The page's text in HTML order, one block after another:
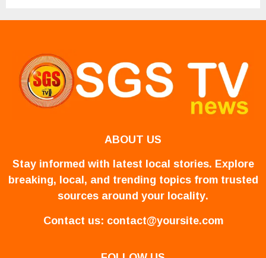
ABOUT US
Stay informed with latest local stories. Explore
breaking, local, and trending topics from trusted
sources around your locality.
Contact us: contact@yoursite.com